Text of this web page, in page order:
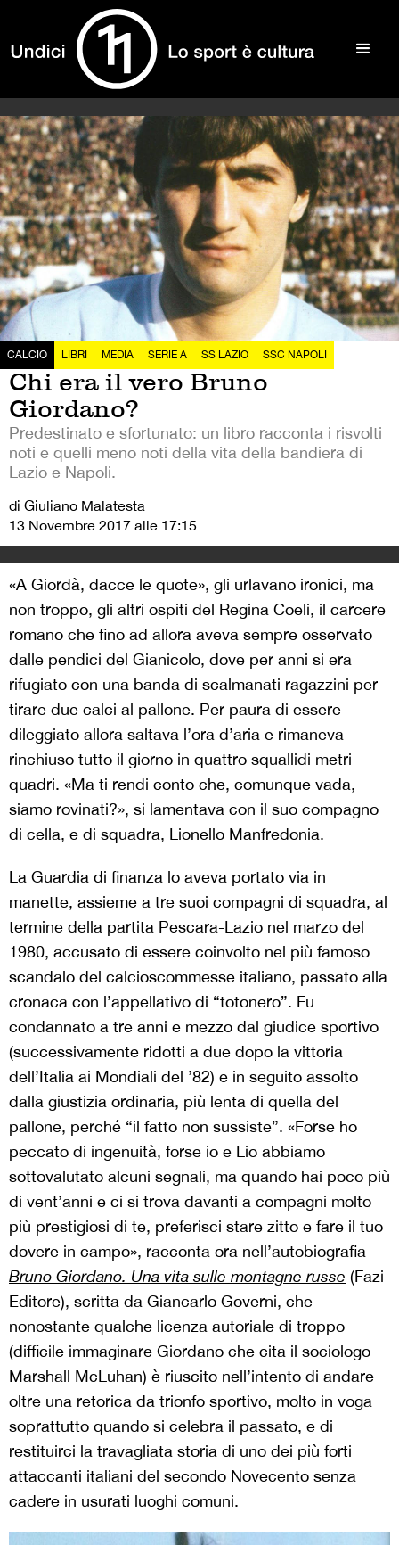
CALCIO LIBRI MEDIA SERIE A SS LAZIO SSC NAPOLI
Chi era il vero Bruno
Giordano?
Predestinato e sfortunato: un libro racconta i risvolti
noti e quelli meno noti della vita della bandiera di
Lazio e Napoli.
di Giuliano Malatesta
13 Novembre 2017 alle 17:15
«A Giordà, dacce le quote», gli urlavano ironici, ma
non troppo, gli altri ospiti del Regina Coeli, il carcere
romano che fino ad allora aveva sempre osservato
dalle pendici del Gianicolo, dove per anni si era
rifugiato con una banda di scalmanati ragazzini per
tirare due calci al pallone. Per paura di essere
dileggiato allora saltava l’ora d’aria e rimaneva
rinchiuso tutto il giorno in quattro squallidi metri
quadri. «Ma ti rendi conto che, comunque vada,
siamo rovinati?», si lamentava con il suo compagno
di cella, e di squadra, Lionello Manfredonia.
La Guardia di finanza lo aveva portato via in
manette, assieme a tre suoi compagni di squadra, al
termine della partita Pescara-Lazio nel marzo del
1980, accusato di essere coinvolto nel più famoso
scandalo del calcioscommesse italiano, passato alla
cronaca con l’appellativo di “totonero”. Fu
condannato a tre anni e mezzo dal giudice sportivo
(successivamente ridotti a due dopo la vittoria
dell’Italia ai Mondiali del ’82) e in seguito assolto
dalla giustizia ordinaria, più lenta di quella del
pallone, perché “il fatto non sussiste”. «Forse ho
peccato di ingenuità, forse io e Lio abbiamo
sottovalutato alcuni segnali, ma quando hai poco più
di vent’anni e ci si trova davanti a compagni molto
più prestigiosi di te, preferisci stare zitto e fare il tuo
dovere in campo», racconta ora nell’autobiografia
Bruno Giordano. Una vita sulle montagne russe (Fazi
Editore), scritta da Giancarlo Governi, che
nonostante qualche licenza autoriale di troppo
(difficile immaginare Giordano che cita il sociologo
Marshall McLuhan) è riuscito nell’intento di andare
oltre una retorica da trionfo sportivo, molto in voga
soprattutto quando si celebra il passato, e di
restituirci la travagliata storia di uno dei più forti
attaccanti italiani del secondo Novecento senza
cadere in usurati luoghi comuni.